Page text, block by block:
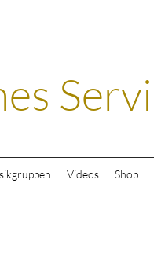
Servi
Videos Shop